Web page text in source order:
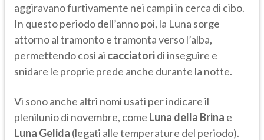
aggiravano furtivamente nei campi in cerca di cibo.
In questo periodo dell’anno poi, la Luna sorge
attorno al tramonto e tramonta verso l’alba,
permettendo così ai cacciatoridi inseguire e
snidare le proprie prede anche durante la notte.
Vi sono anche altri nomi usati per indicare il
plenilunio di novembre, come Luna della Brina e
Luna Gelida (legati alle temperature del periodo).